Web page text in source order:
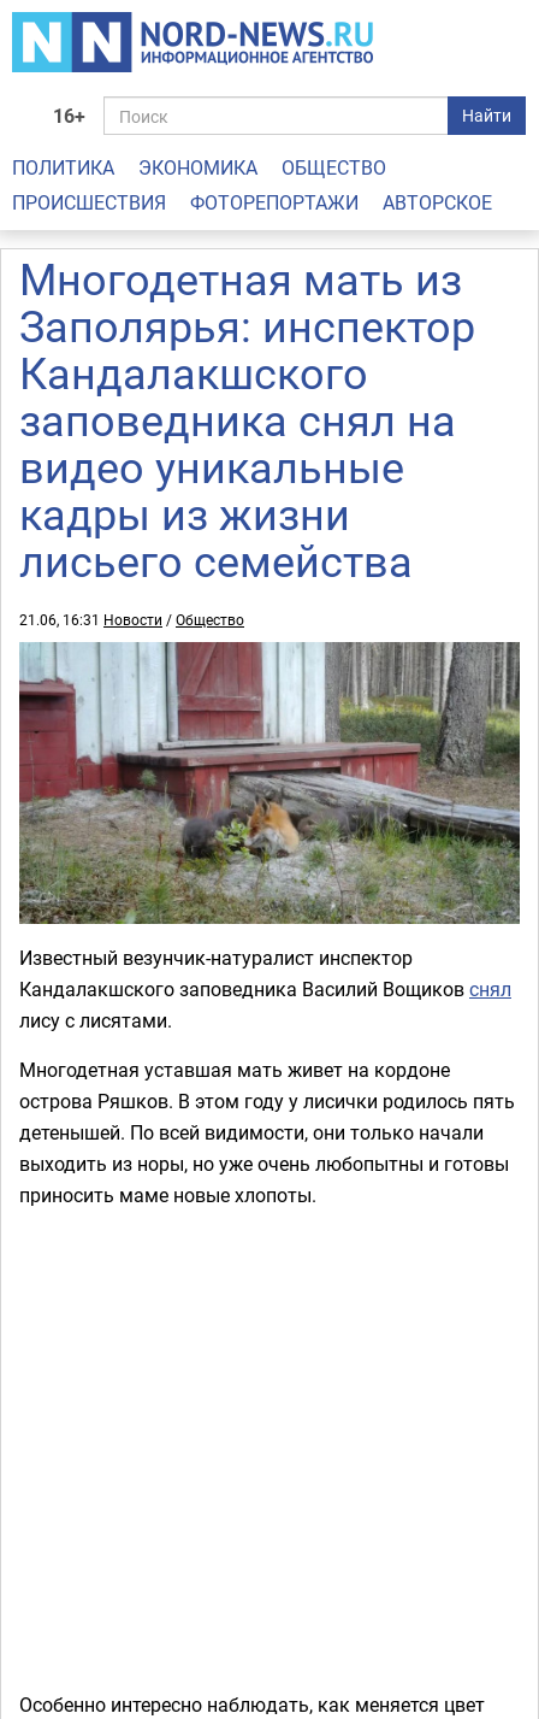
16+ Найти
ПОЛИТИКА ЭКОНОМИКА
ОБЩЕСТВО
ПРОИСШЕСТВИЯ
ФОТОРЕПОРТАЖИ АВТОРСКОЕ
Многодетная мать из
Заполярья: инспектор
Кандалакшского
заповедника снял на
видео уникальные
кадры из жизни
лисьего семейства
21.06, 16:31 Новости /Общество
Известный везунчик-натуралист инспектор
Кандалакшского заповедника Василий Вощиковснял
лису с лисятами.
Многодетная уставшая мать живет на кордоне
острова Ряшков. В этом году у лисички родилось пять
детенышей. По всей видимости, они только начали
выходить из норы, но уже очень любопытны и готовы
приносить маме новые хлопоты.
Особенно интересно наблюдать, как меняется цвет